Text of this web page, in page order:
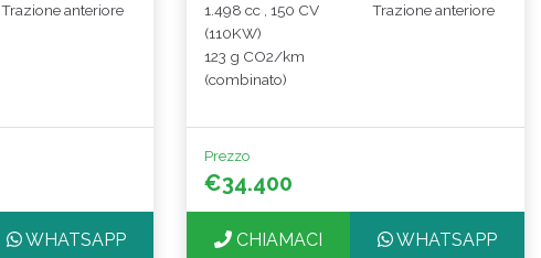
Trazione anteriore
WHATSAPP
1.498 cc , 150 CV
(110KW)
123 g CO2/km
(combinato)
Trazione anteriore
Prezzo
€34.400
CHIAMACI WHATSAPP